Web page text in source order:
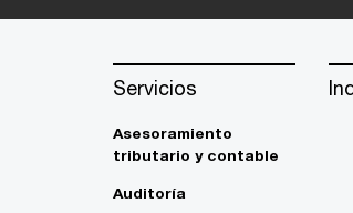
Servicios
Asesoramiento
tributario y contable
Auditoría